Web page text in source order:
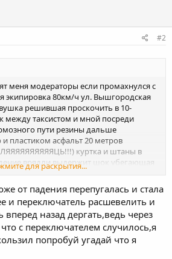
#2
меня модераторы если промахнулся с
экипировка 80км/ч ул. Вышгородская
решившая проскочить в 10-
между таксистом и мной посреди
пути резины дальше
пластиком асфальт 20 метров
куртка и штаны в
врядли выдержит шок убегающая
водителю купэшки S-класса который
движение своей машиной и помог
первую, завел. 300 метров до
оклемался. кости целые. куча синяков и
обтекатель, клипон, подножка.
забыл выключить зажигание -
с кика. работает как часы. НО!
замер на первой. даже нейтралка не
для раскрытия...
от падения перепугалась и стала
и переключатель расшевелить и
назад дергать,ведь через
с переключателем случилось,я
попробуй угадай что я